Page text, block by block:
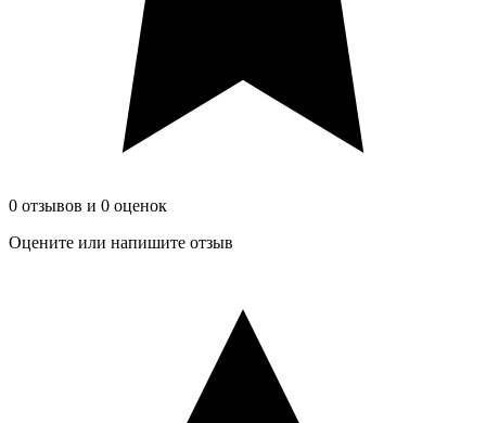
0 отзывов и 0 оценок
Оцените или напишите отзыв